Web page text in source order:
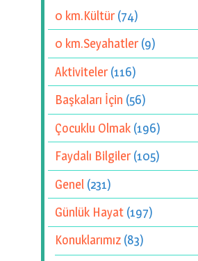
0 km.Kültür(74)
0 km.Seyahatler(9)
Aktiviteler(116)
Başkaları İçin (56)
Çocuklu Olmak (196)
Faydalı Bilgiler(105)
Genel (231)
Günlük Hayat (197)
Konuklarımız (83)